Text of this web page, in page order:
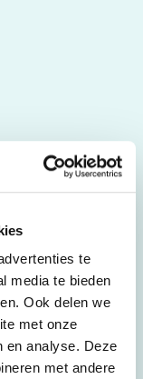
te
media te bieden
Ook delen we
met onze
en analyse. Deze
met andere